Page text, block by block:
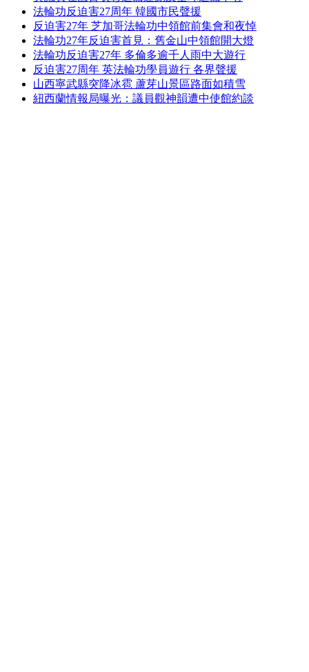
法輪功反迫害27周年 韓國市民聲援
反迫害27年 芝加哥法輪功中領館前集會和夜悼
法輪功27年反迫害首見：舊金山中領館開大燈
法輪功反迫害27年 多倫多逾千人雨中大遊行
反迫害27周年 英法輪功學員遊行 各界聲援
山西寧武縣突降冰雹 蘆芽山景區路面如積雪
紐西蘭情報局曝光：議員觀神韻遭中使館約談